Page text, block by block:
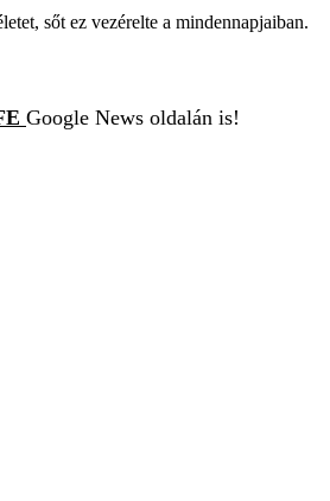
sőt ez vezérelte a mindennapjaiban.
Google News oldalán is!